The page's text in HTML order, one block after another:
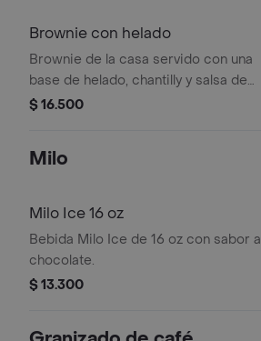
Brownie con helado
Brownie de la casa servido con una
base de helado, chantilly y salsa de
chocolate.
$ 16.500
Milo
Milo Ice 16 oz
Bebida Milo Ice de 16 oz con sabor a
chocolate.
$ 13.300